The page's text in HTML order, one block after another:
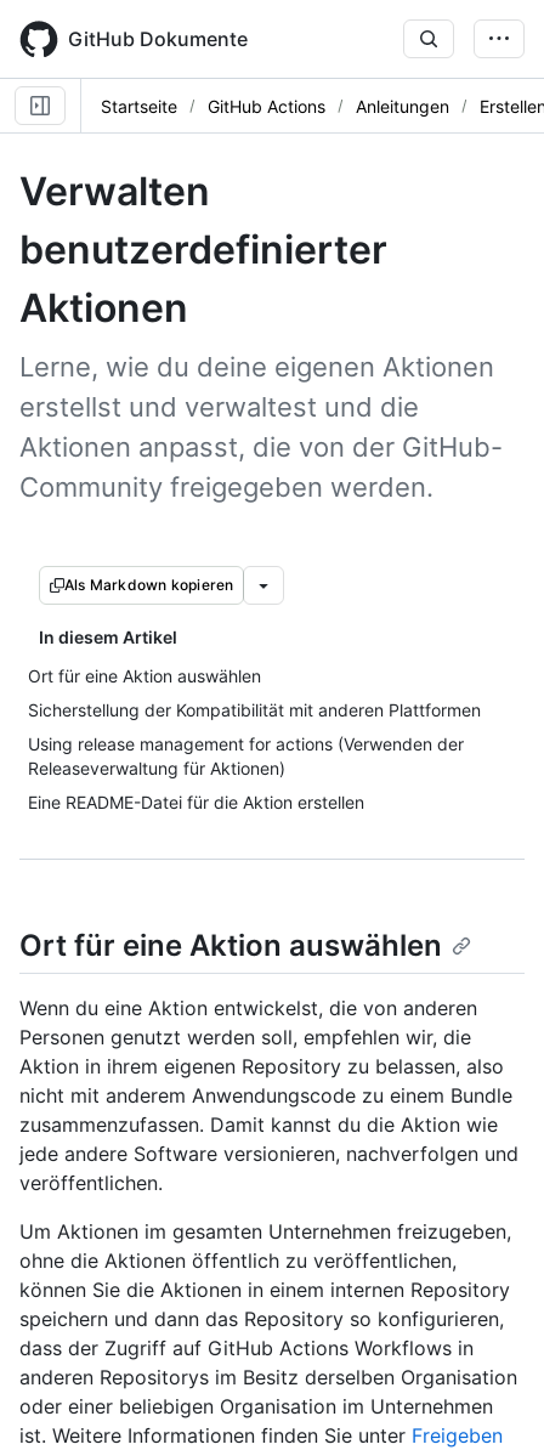
main
content
GitHub Dokumente
Startseite GitHub Actions Anleitungen
Verwalten
benutzerdefinierter
Aktionen
Lerne, wie du deine eigenen Aktionen
erstellst und verwaltest und die
Aktionen anpasst, die von der GitHub-
Community freigegeben werden.
Als Markdown kopieren
In diesem Artikel
Ort für eine Aktion auswählen
Sicherstellung der Kompatibilität mit anderen Plattformen
Using release management for actions (Verwenden der
Releaseverwaltung für Aktionen)
Eine README-Datei für die Aktion erstellen
Ort für eine Aktion auswählen
Wenn du eine Aktion entwickelst, die von anderen
Personen genutzt werden soll, empfehlen wir, die
Aktion in ihrem eigenen Repository zu belassen, also
nicht mit anderem Anwendungscode zu einem Bundle
zusammenzufassen. Damit kannst du die Aktion wie
jede andere Software versionieren, nachverfolgen und
veröffentlichen.
Um Aktionen im gesamten Unternehmen freizugeben,
ohne die Aktionen öffentlich zu veröffentlichen,
können Sie die Aktionen in einem internen Repository
speichern und dann das Repository so konfigurieren,
dass der Zugriff auf GitHub Actions Workflows in
anderen Repositorys im Besitz derselben Organisation
oder einer beliebigen Organisation im Unternehmen
ist. Weitere Informationen finden Sie unter Freigeben